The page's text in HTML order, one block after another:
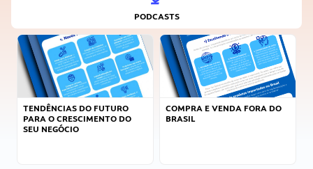
PODCASTS
TENDÊNCIAS DO FUTURO
PARA O CRESCIMENTO DO
SEU NEGÓCIO
COMPRA E VENDA FORA DO
BRASIL